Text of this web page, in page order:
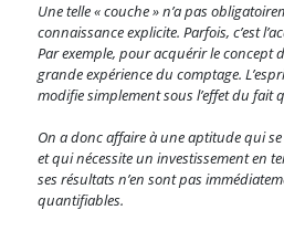
Une telle « couche » n’a pas
connaissance explicite. Parfois, c’est
Par exemple, pour acquérir le concept
grande expérience du comptage.
modifie simplement sous l’effet du fait
On a donc affaire à une aptitude qui
et qui nécessite un investissement en
ses résultats n’en sont pas
quantifiables.